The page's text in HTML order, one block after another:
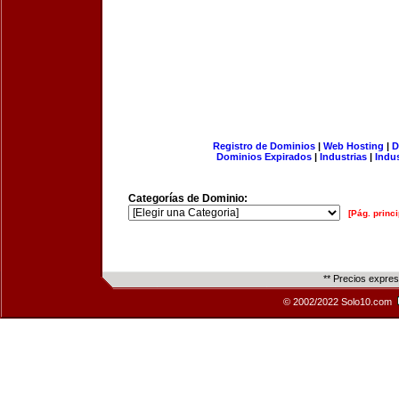
Registro de Dominios| Web Hosting |
Dominios Expirados | Industrias |
Categorías de Dominio:
[Pág.
** Precios
© 2002/2022 Solo10.com